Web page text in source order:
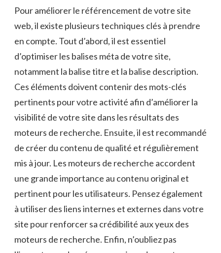
Pour améliorer le référencement de votre site
web, il existe plusieurs techniques clés à prendre
en compte. Tout d’abord, il est essentiel
d’optimiser les balises méta de votre site,
notamment la balise titre et la balise description.
Ces éléments doivent contenir des mots-clés
pertinents pour votre activité afin d’améliorer la
visibilité de votre site dans les résultats des
moteurs de recherche. Ensuite, il est recommandé
de créer du contenu de qualité et régulièrement
mis à jour. Les moteurs de recherche accordent
une grande importance au contenu original et
pertinent pour les utilisateurs. Pensez également
à utiliser des liens internes et externes dans votre
site pour renforcer sa crédibilité aux yeux des
moteurs de recherche. Enfin, n’oubliez pas